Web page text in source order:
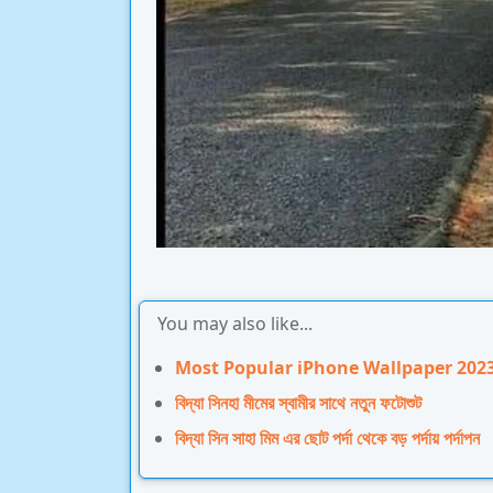
You may also like...
Most Popular iPhone Wallpaper
বিদ্যা সিনহা মীমের স্বামীর সাথে নতুন ফটোশুট
বিদ্যা সিন সাহা মিম এর ছোট পর্দা থেকে বড় পর্দায় পর্দাপন